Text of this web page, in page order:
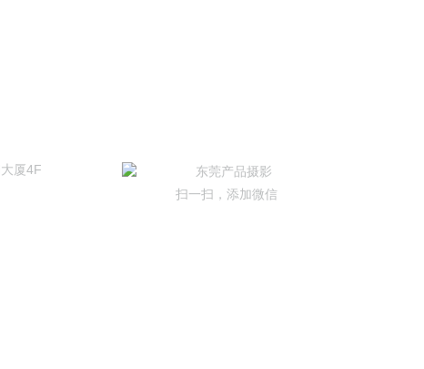
厦4F
扫一扫，添加微信